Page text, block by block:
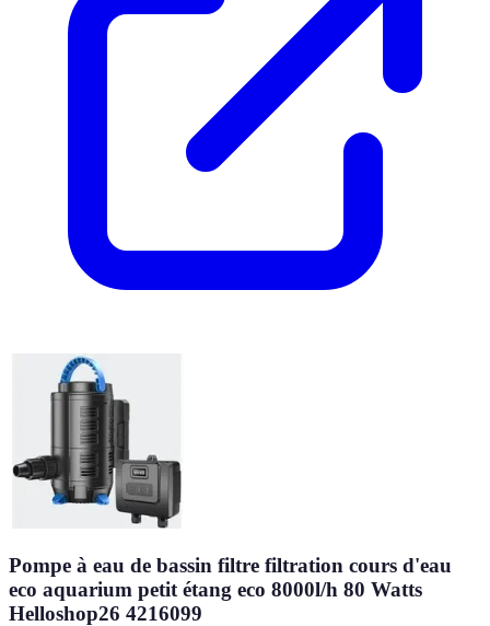
Pompe à eau de bassin filtre filtration cours d'eau
eco aquarium petit étang eco 8000l/h 80 Watts
Helloshop26 4216099